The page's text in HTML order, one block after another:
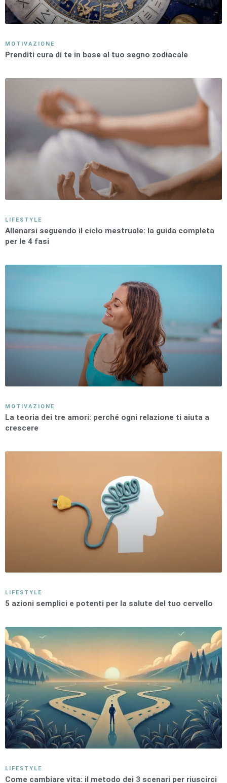
MOTIVAZIONE
Prenditi cura di te in base al tuo segno zodiacale
LIFESTYLE
Allenarsi seguendo il ciclo mestruale: la guida completa
per le 4 fasi
MOTIVAZIONE
La teoria dei tre amori: perché ogni relazione ti aiuta a
crescere
LIFESTYLE
5 azioni semplici e potenti per la salute del tuo cervello
LIFESTYLE
Come cambiare vita: il metodo dei 3 scenari per riuscirci